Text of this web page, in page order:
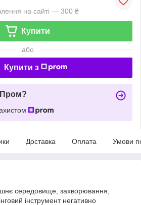
на сайті — 300 ₴
Купити
або
Купити з
Пром?
Доставка Оплата Умови
середовище, захворювання,
інструмент негативно